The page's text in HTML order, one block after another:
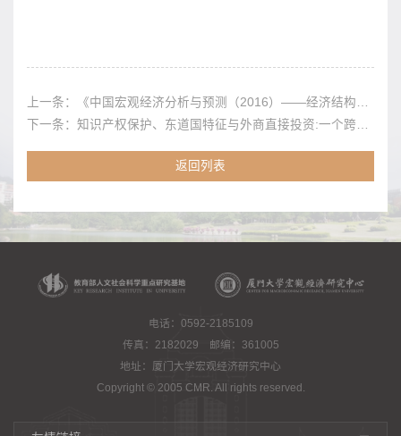
上一条：
《中国宏观经济分析与预测（2016）——经济结构优化与增长潜力
下一条： 知识产权保护、东道国特征与外商直接投资:一个跨国的经验研究
返回列表
电话：0592-2185109
传真：2182029 邮编：361005
地址：厦门大学宏观经济研究中心
Copyright © 2005 CMR. All rights reserved.